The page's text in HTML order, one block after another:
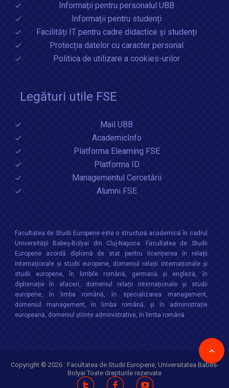
6. Transferul în cadrul Facultății de
Studii Europene la forma de
învățământ la distanță
2 – 13 septembrie 2019
Informații pentru personalul UBB
Informații pentru studenți
Facilități IT pentru cadre didactice și studenți
Protecția datelor cu caracter personal
Politica de utilizare a cookies-urilor
Legături utile FSE
Mail UBB
AcademicInfo
Platforma Elearning FSE
Platforma ID
Managementul Cercetării
Alumni FSE
Facultatea de Studii Europene este o structură academică în cadrul
Universităţii Babeș-Bolyai din Cluj-Napoca. Facultatea de Studii
Europene acordă diplomă de stat pentru licențierea în relaţii
internaţionale şi studii europene, domeniul relații internaționale şi
studii europene, în limbile română, germană și engleză, în
diplomație în afaceri, domeniul relații internaționale și studii
europene, în limba română, în specializarea management,
domeniul management, în limba română, și în administrație
europeană, domeniul științe administrative, în limba română
Copyright © 2026 : Facultatea de Studii Europene, Universitatea Babes-
Bolyai Toate drepturile rezervate